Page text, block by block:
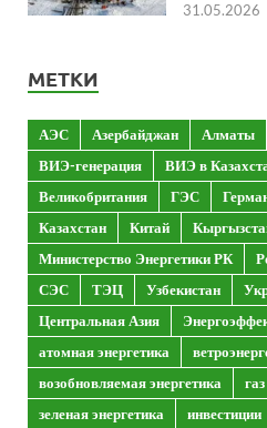
31.05.2026
МЕТКИ
АЭС Азербайджан Алматы
ВИЭ-генерация
ВИЭ в
Великобритания
ГЭС
Казахстан
Китай
Министерство Энергетики РК
СЭС
ТЭЦ Узбекистан
Центральная Азия
атомная энергетика
возобновляемая энергетика
газ
зеленая энергетика
инвестиции